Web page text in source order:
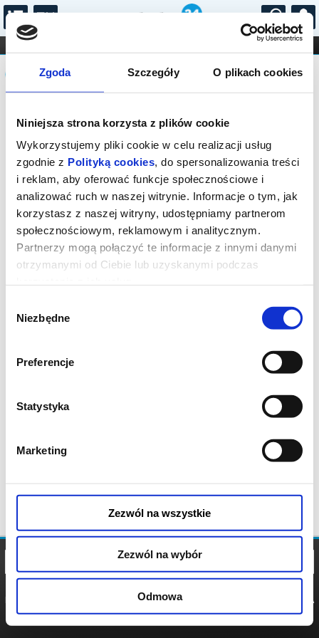
Zgoda Szczegóły O plikach cookies
Niniejsza strona korzysta z plików cookie
Wykorzystujemy pliki cookie w celu realizacji usług
zgodnie z Polityką cookies, do spersonalizowania treści
i reklam, aby oferować funkcje społecznościowe i
analizować ruch w naszej witrynie. Informacje o tym, jak
korzystasz z naszej witryny, udostępniamy partnerom
społecznościowym, reklamowym i analitycznym.
Partnerzy mogą połączyć te informacje z innymi danymi
otrzymanymi od Ciebie lub uzyskanymi podczas
zgody
Niezbędne
Preferencje
Statystyka
Marketing
Zezwól na wszystkie
Zezwól na wybór
Odmowa
...
FILHARMONIA OPERA I BALET
STAND-UP
DLA DZIECI
Komunikat
Sprzedaż on-line została zakończona,
sprawdź dostępność biletów w kasie.
POLITYKA
POLITYKA